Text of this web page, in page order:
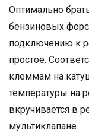
Оптимально
бензиновых
подключению к
простое.
клеммам на
температуры на
вкручивается в
мультиклапане.